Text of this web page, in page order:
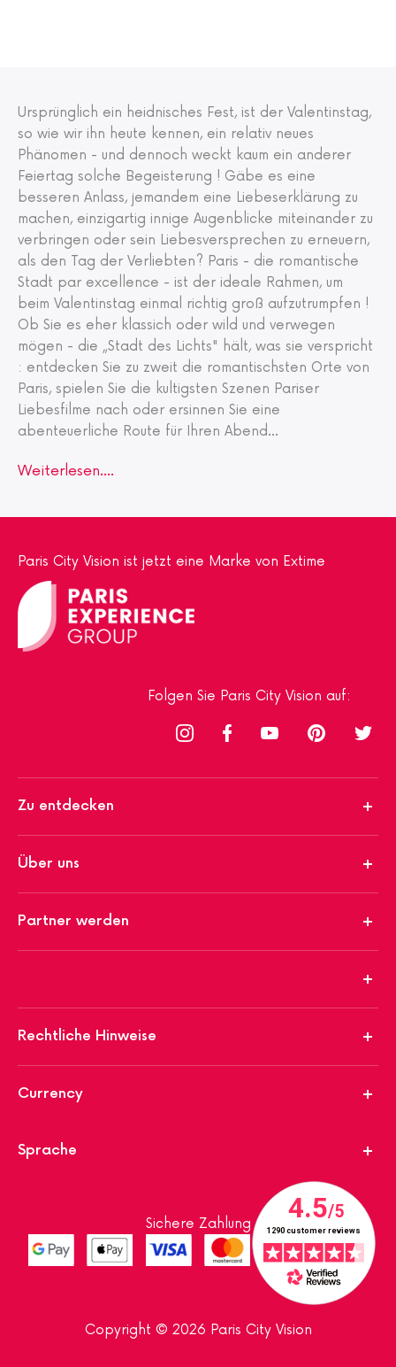
Ursprünglich ein heidnisches Fest, ist der Valentinstag,
so wie wir ihn heute kennen, ein relativ neues
Phänomen - und dennoch weckt kaum ein anderer
Feiertag solche Begeisterung ! Gäbe es eine
besseren Anlass, jemandem eine Liebeserklärung zu
machen, einzigartig innige Augenblicke miteinander zu
verbringen oder sein Liebesversprechen zu erneuern,
als den Tag der Verliebten? Paris - die romantische
Stadt par excellence - ist der ideale Rahmen, um
beim Valentinstag einmal richtig groß aufzutrumpfen !
Ob Sie es eher klassich oder wild und verwegen
mögen - die „Stadt des Lichts" hält, was sie verspricht
: entdecken Sie zu zweit die romantischsten Orte von
Paris, spielen Sie die kultigsten Szenen Pariser
Liebesfilme nach oder ersinnen Sie eine
abenteuerliche Route für Ihren Abend...
Weiterlesen....
Paris City Vision ist jetzt eine Marke von Extime
Folgen Sie Paris City Vision auf:
Zu entdecken
Über uns
Partner werden
Rechtliche Hinweise
Currency
Sprache
Sichere Zahlung
Copyright © 2026 Paris City Vision